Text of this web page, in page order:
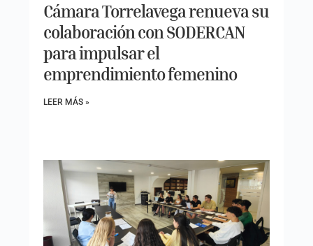
Cámara Torrelavega renueva su
colaboración con SODERCAN
para impulsar el
emprendimiento femenino
LEER MÁS »